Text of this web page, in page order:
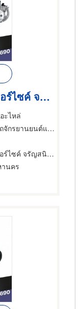
ร้านขายอะไหล่เครื่องมอเตอร์ไซค์ จรัญสนิทวงศ์ ราคาถูก
ะไหล่
านยนต์และรถสกูตเตอร์,ซ่อมรถจักรยานยนต์และรถสกูตเตอร์
ญสนิทวงศ์ ราคาถูก
านคร